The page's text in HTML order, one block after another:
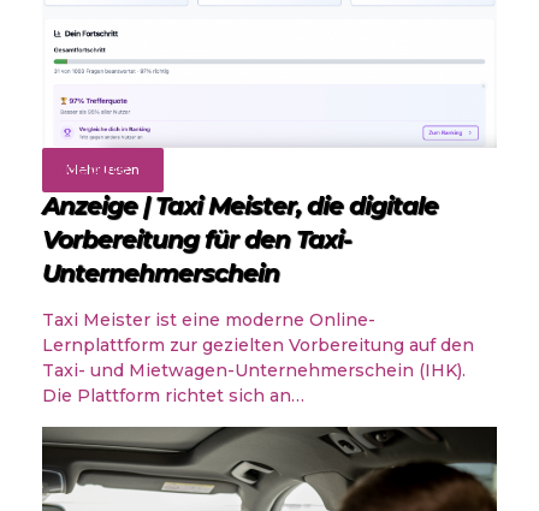
Mehr lesen
Angebote
Anzeige | Taxi Meister, die digitale
Vorbereitung für den Taxi-
Unternehmerschein
Taxi Meister ist eine moderne Online-
Lernplattform zur gezielten Vorbereitung auf den
Taxi- und Mietwagen-Unternehmerschein (IHK).
Die Plattform richtet sich an…